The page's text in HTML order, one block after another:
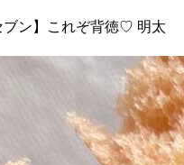
ブン】これぞ背徳♡ 明太